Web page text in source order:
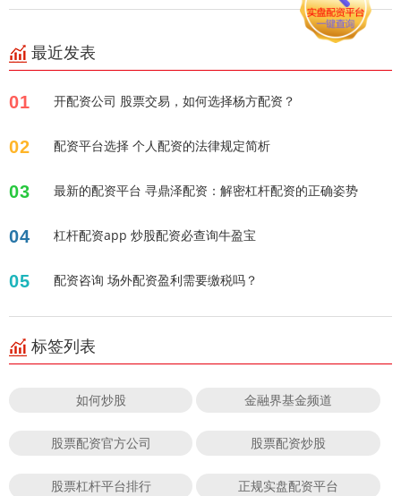
最近发表
01 开配资公司 股票交易，如何选择杨方配资？
02 配资平台选择 个人配资的法律规定简析
03 最新的配资平台 寻鼎泽配资：解密杠杆配资的正确姿势
04 杠杆配资app 炒股配资必查询牛盈宝
05 配资咨询 场外配资盈利需要缴税吗？
标签列表
如何炒股 金融界基金频道
股票配资官方公司 股票配资炒股
股票杠杆平台排行 正规实盘配资平台